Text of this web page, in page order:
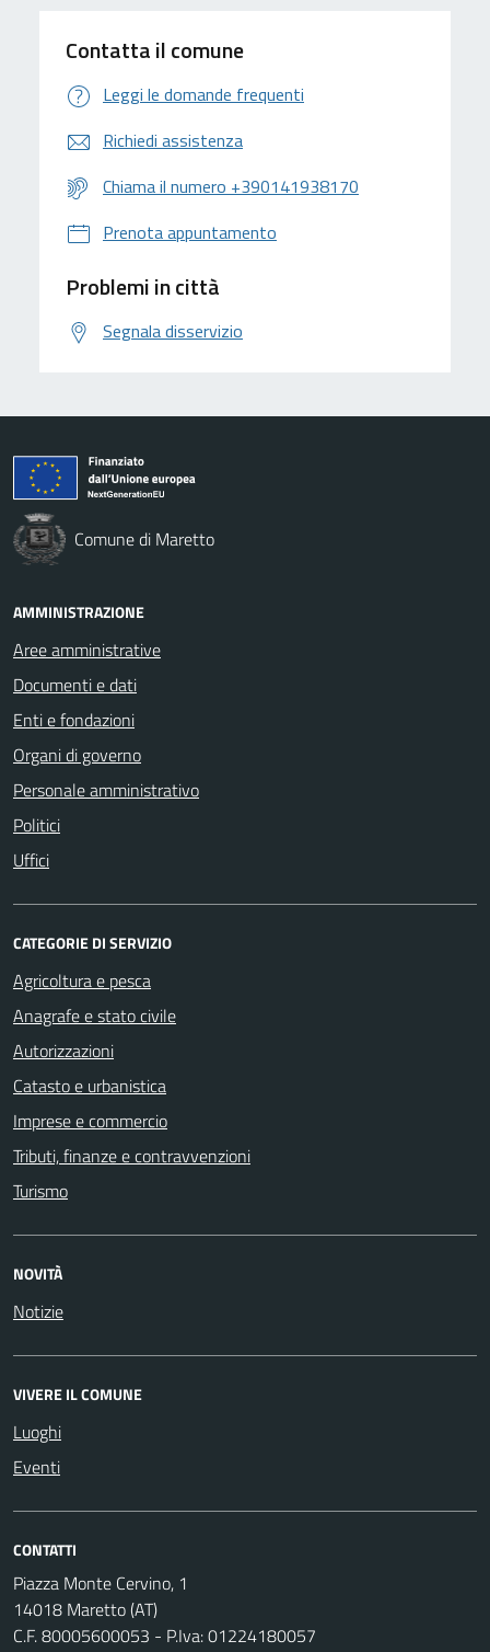
Contatta il comune
Leggi le domande frequenti
Richiedi assistenza
Chiama il numero +390141938170
Prenota appuntamento
Problemi in città
Segnala disservizio
Comune di Maretto
AMMINISTRAZIONE
Aree amministrative
Documenti e dati
Enti e fondazioni
Organi di governo
Personale amministrativo
Politici
Uffici
CATEGORIE DI SERVIZIO
Agricoltura e pesca
Anagrafe e stato civile
Autorizzazioni
Catasto e urbanistica
Imprese e commercio
Tributi, finanze e contravvenzioni
Turismo
NOVITÀ
Notizie
VIVERE IL COMUNE
Luoghi
Eventi
CONTATTI
Piazza Monte Cervino, 1
14018 Maretto (AT)
C.F. 80005600053 - P.Iva: 01224180057